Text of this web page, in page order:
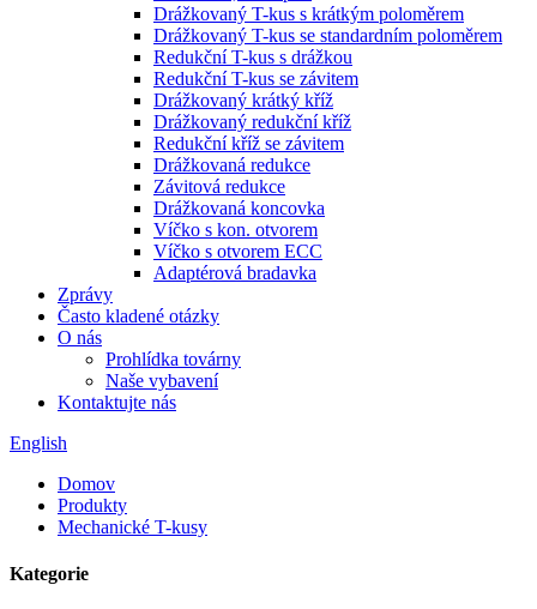
Drážkovaný T-kus s krátkým poloměrem
Drážkovaný T-kus se standardním poloměrem
Redukční T-kus s drážkou
Redukční T-kus se závitem
Drážkovaný krátký kříž
Drážkovaný redukční kříž
Redukční kříž se závitem
Drážkovaná redukce
Závitová redukce
Drážkovaná koncovka
Víčko s kon. otvorem
Víčko s otvorem ECC
Adaptérová bradavka
Zprávy
Často kladené otázky
O nás
Prohlídka továrny
Naše vybavení
Kontaktujte nás
English
Domov
Produkty
Mechanické T-kusy
Kategorie